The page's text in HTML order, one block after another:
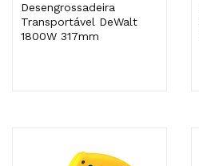
Desengrossadeira
Transportável DeWalt
1800W 317mm